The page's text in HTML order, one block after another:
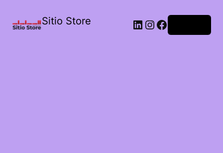
Sitio Store